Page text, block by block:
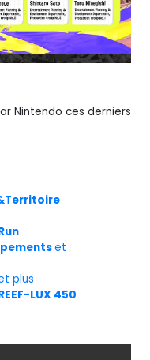
Nintendo ces derniers
Territoire
et
plus
LUX 450